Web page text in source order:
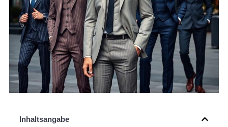
Inhaltsangabe